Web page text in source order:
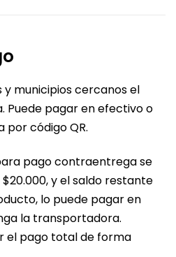
y municipios cercanos el
Puede pagar en efectivo o
código QR.
pago contraentrega se
y el saldo restante
lo puede pagar en
la transportadora.
el pago total de forma